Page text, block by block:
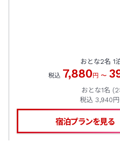
おとな2名 1
税込 7,880 円 〜
おとな1名 (2
税込 3,940
宿泊プランを見る